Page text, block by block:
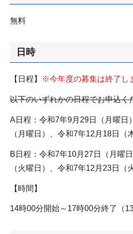
無料
日時
【日程】 ※今年度の募集は終了し
以下のいずれかの日程でお申込く
A日程：令和7年9月29日（月曜日
（月曜日）、令和7年12月18日（
B日程：令和7年10月27日（月曜
（火曜日）、令和7年12月23日（
【時間】
14時00分開始～17時00分終了（